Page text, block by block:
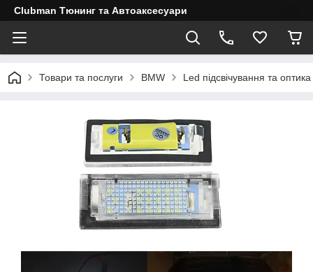
Clubman Тюнинг та Автоаксесуари
Товари та послуги BMW Led підсвічування та оптика